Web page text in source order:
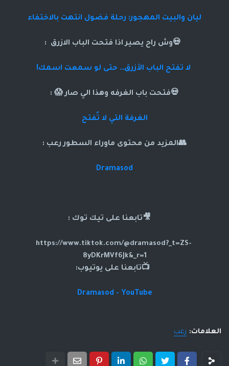
ليان والبيت المهجور: رحلة فضول انتهت بالاختفاء
💀وش راح يصير اذا فتحت الباب الازرق :
لا تفتح الباب الأزرق… حتى لو سمعت اسمك!
💀فتحت باب الغرفه وهذا الي صار 😱 :
الغرفة التي لا تُفتح
👥المزيد من محتوى ماوراء السطور رعب :
Dramasod
🎥تابعنا على تيك توك :
https://www.tiktok.com/@dramasod?_t=ZS-
8yDKrMVf6Jk&_r=1
📺تابعنا على يوتيوب:
Dramasod - YouTube
العلامات: رعب